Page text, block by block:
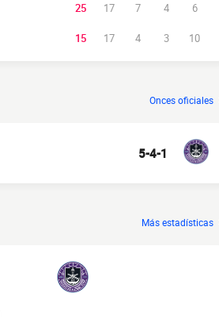
25 17 7 4 6
15 17 4 3 10
Onces oficiales
5-4-1
Más estadísticas